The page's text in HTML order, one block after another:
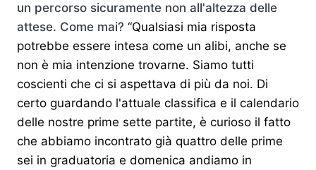
un percorso sicuramente non all'altezza delle
attese. Come mai? “Qualsiasi mia risposta
potrebbe essere intesa come un alibi, anche se
non è mia intenzione trovarne. Siamo tutti
coscienti che ci si aspettava di più da noi. Di
certo guardando l'attuale classifica e il calendario
delle nostre prime sette partite, è curioso il fatto
che abbiamo incontrato già quattro delle prime
sei in graduatoria e domenica andiamo in